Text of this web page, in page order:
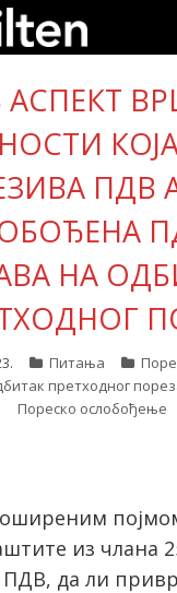
АСПЕКТ
ПДВ
НА
Питања
претходног
Пореско ослобођење
из члана
ПДВ, да ли